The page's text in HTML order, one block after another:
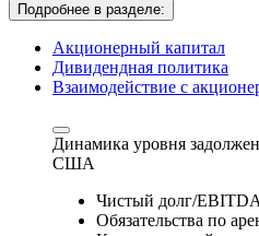
Подробнее в разделе:
Акционерный капитал
Дивидендная политика
Взаимодействие с
Динамика уровня
США
Чистый долг/
Обязательства по